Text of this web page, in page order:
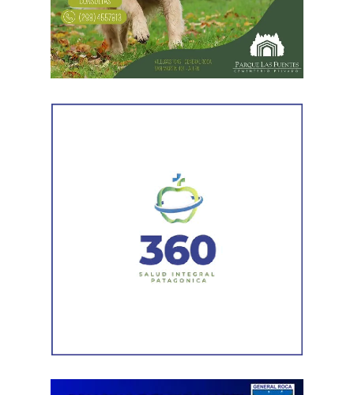
servicios gastronómicos, asesoramiento y gestión
empresarial.También registró vehículos a su nombre.
Luego llegaron los datos de la Municipalidad de
Cipolletti. Los registros indicaron la existencia de una
habilitación comercial vigente para un establecimiento
La Agencia de Recaudación y Control Aduanero sumó
más piezas. Según la sentencia,
el progenitor aparecía
registrado como socio, gerente o administrador en
distintas firmas. A esa información se agregó un
ni qué parte correspondía al progenitor.